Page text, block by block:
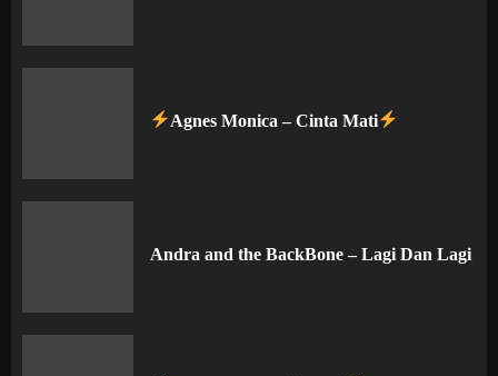
Agnes Monica – Cinta Mati
Andra and the BackBone – Lagi Dan Lagi